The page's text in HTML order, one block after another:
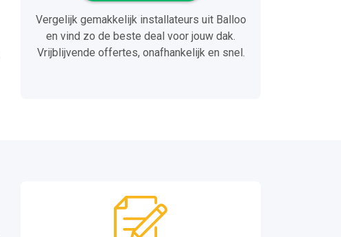
Vergelijk gemakkelijk installateurs uit Balloo
en vind zo de beste deal voor jouw dak.
Vrijblijvende offertes, onafhankelijk en snel.